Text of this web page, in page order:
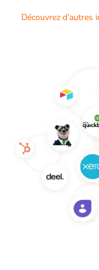
Découvrez